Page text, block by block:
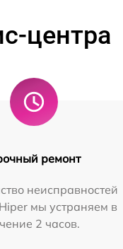
центра
ремонт
неисправностей
мы устраняем в
2 часов.